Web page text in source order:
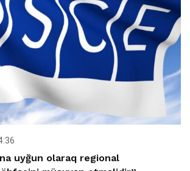
uyğun olaraq regional